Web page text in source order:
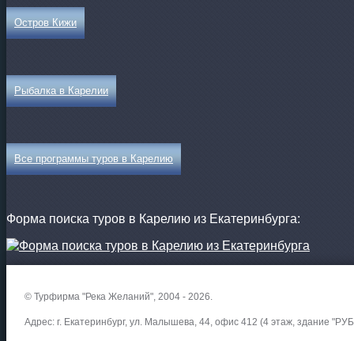
Остров Кижи
Рыбалка в Карелии
Все программы туров в Карелию
Форма поиска туров в Карелию из Екатеринбурга:
© Турфирма "Река Желаний", 2004 - 2026.
Адрес: г. Екатеринбург, ул. Малышева, 44, офис 412 (4 этаж, здание